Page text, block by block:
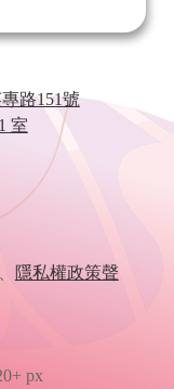
路151號
室
隱私權政策聲
px